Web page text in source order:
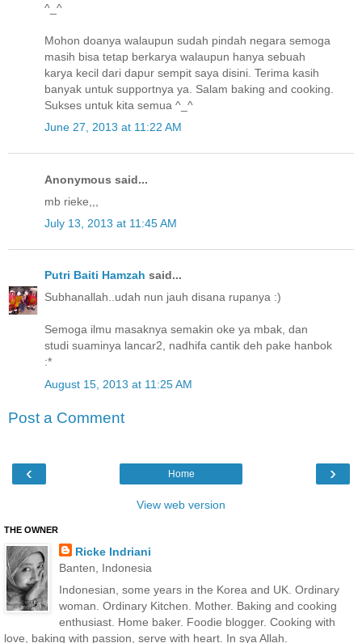
^_^
Mohon doanya walaupun sudah pindah negara semoga
masih bisa tetap berkarya walaupun hanya sebuah
karya kecil dari dapur sempit saya disini. Terima kasih
banyak untuk supportnya ya. Salam baking and cooking.
Sukses untuk kita semua ^_^
June 27, 2013 at 11:22 AM
Anonymous said...
mb rieke,,,
July 13, 2013 at 11:45 AM
Putri Baiti Hamzah said...
Subhanallah..udah nun jauh disana rupanya :)
Semoga ilmu masaknya semakin oke ya mbak, dan
studi suaminya lancar2, nadhifa cantik deh pake hanbok
:*
August 15, 2013 at 11:25 AM
Post a Comment
‹ ›
Home
View web version
THE OWNER
Ricke Indriani
Banten, Indonesia
Indonesian, some years in the Korea and UK. Ordinary
woman. Ordinary Kitchen. Mother. Baking and cooking
enthusiast. Home baker. Foodie blogger. Cooking with
love, baking with passion, serve with heart. In sya Allah.